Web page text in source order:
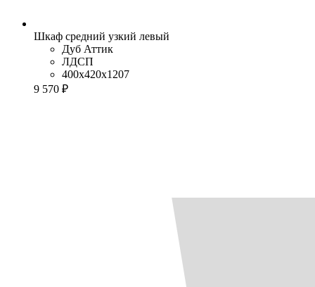
Шкаф средний узкий левый
Дуб Аттик
ЛДСП
400x420x1207
9 570 ₽